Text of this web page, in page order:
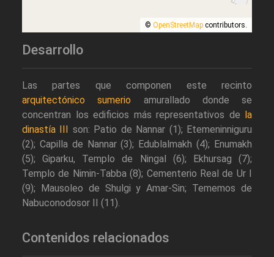
© OpenStreetMap contributors.
Desarrollo
Las partes que componen este recinto
arquitectónico sumerio amurallado donde se
concentran los edificios más representativos de la
dinastía III son: Patio de Nannar (1); Etemeninniguru
(2); Capilla de Nannar (3); Edublalmakh (4); Enumakh
(5); Giparku, Templo de Ningal (6); Ekhursag (7);
Templo de Nimin-Tabba (8); Cementerio Real de Ur I
(9); Mausoleo de Shulgi y Amar-Sin; Tememos de
Nabuconodosor II (11).
Contenidos relacionados